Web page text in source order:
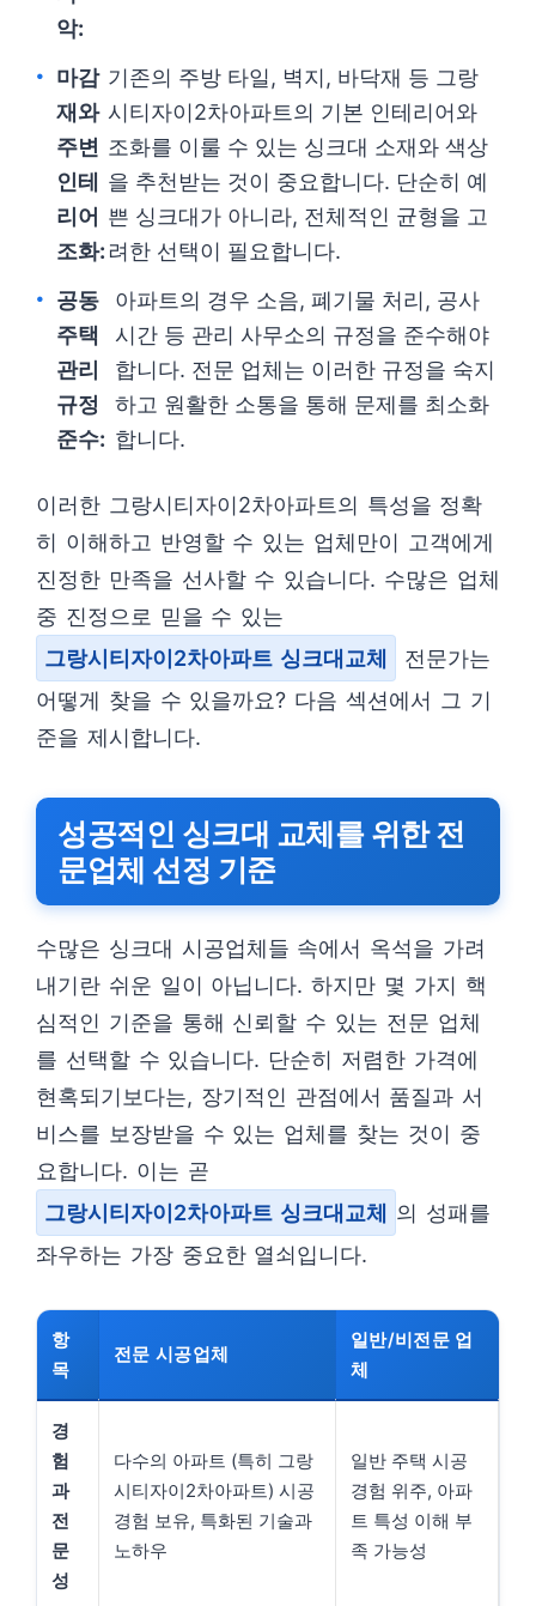
악:
마감
재와
주변
인테
리어
조화:
기존의 주방 타일, 벽지, 바닥재 등 그랑
시티자이2차아파트의 기본 인테리어와
조화를 이룰 수 있는 싱크대 소재와 색상
을 추천받는 것이 중요합니다. 단순히 예
쁜 싱크대가 아니라, 전체적인 균형을 고
려한 선택이 필요합니다.
공동
주택
관리
규정
준수:
아파트의 경우 소음, 폐기물 처리, 공사
시간 등 관리 사무소의 규정을 준수해야
합니다. 전문 업체는 이러한 규정을 숙지
하고 원활한 소통을 통해 문제를 최소화
합니다.
이러한 그랑시티자이2차아파트의 특성을 정확
히 이해하고 반영할 수 있는 업체만이 고객에게
진정한 만족을 선사할 수 있습니다. 수많은 업체
중 진정으로 믿을 수 있는
그랑시티자이2차아파트 싱크대교체
전문가는
어떻게 찾을 수 있을까요? 다음 섹션에서 그 기
준을 제시합니다.
성공적인 싱크대 교체를 위한 전
문업체 선정 기준
수많은 싱크대 시공업체들 속에서 옥석을 가려
내기란 쉬운 일이 아닙니다. 하지만 몇 가지 핵
심적인 기준을 통해 신뢰할 수 있는 전문 업체
를 선택할 수 있습니다. 단순히 저렴한 가격에
현혹되기보다는, 장기적인 관점에서 품질과 서
비스를 보장받을 수 있는 업체를 찾는 것이 중
요합니다. 이는 곧
그랑시티자이2차아파트 싱크대교체
의 성패를
좌우하는 가장 중요한 열쇠입니다.
항
목
전문 시공업체
일반/비전문 업
체
경
험
과
전
문
성
다수의 아파트 (특히 그랑
시티자이2차아파트) 시공
경험 보유, 특화된 기술과
노하우
일반 주택 시공
경험 위주, 아파
트 특성 이해 부
족 가능성